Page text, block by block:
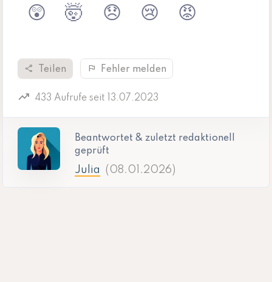
😲 🤯 😞 😢 😡
share Teilen flag Fehler melden
trending_up 433 Aufrufe seit 13.07.2023
Beantwortet & zuletzt redaktionell
geprüft
Julia (08.01.2026)